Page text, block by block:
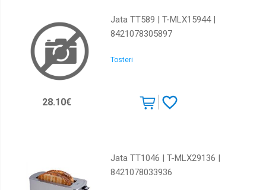
Jata TT589 | T-MLX15944 |
8421078305897
Tosteri
28.10€
Jata TT1046 | T-MLX29136 |
8421078033936